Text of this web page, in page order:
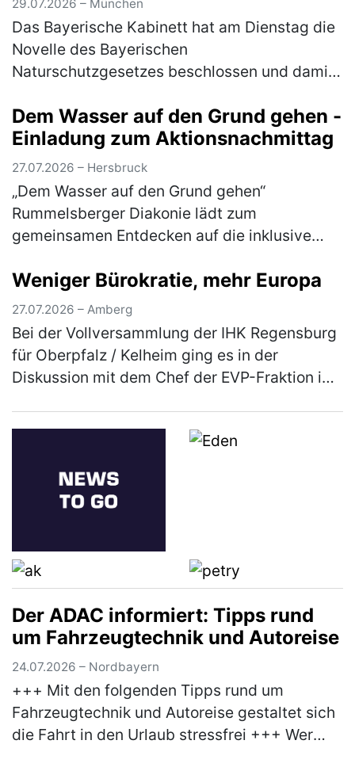
29.07.2026 – München
Das Bayerische Kabinett hat am Dienstag die
Novelle des Bayerischen
Naturschutzgesetzes beschlossen und damit
Landtag nach der Sommerpause freigemacht.
"Der B…(mehr)
Dem Wasser auf den Grund gehen -
Einladung zum Aktionsnachmittag
27.07.2026 – Hersbruck
„Dem Wasser auf den Grund gehen“
Rummelsberger Diakonie lädt zum
gemeinsamen Entdecken auf die inklusive
ein Dem Element Wasser gehen die
Teilnehmer*innen am Mitt…
Weniger Bürokratie, mehr Europa
27.07.2026 – Amberg
Bei der Vollversammlung der IHK Regensburg
für Oberpfalz / Kelheim ging es in der
Diskussion mit dem Chef der EVP-Fraktion im
Der ADAC informiert: Tipps rund
um Fahrzeugtechnik und Autoreise
24.07.2026 – Nordbayern
+++ Mit den folgenden Tipps rund um
Fahrzeugtechnik und Autoreise gestaltet sich
die Fahrt in den Urlaub stressfrei +++ Wer